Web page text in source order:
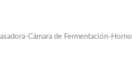
Cámara de Fermentación-Horno